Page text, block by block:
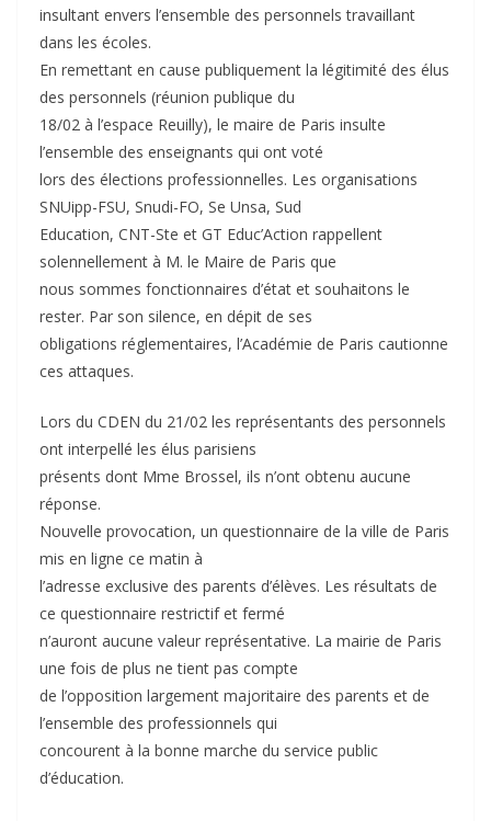
insultant envers l’ensemble des personnels travaillant
dans les écoles.
En remettant en cause publiquement la légitimité des élus
des personnels (réunion publique du
18/02 à l’espace Reuilly), le maire de Paris insulte
l’ensemble des enseignants qui ont voté
lors des élections professionnelles. Les organisations
SNUipp-FSU, Snudi-FO, Se Unsa, Sud
Education, CNT-Ste et GT Educ’Action rappellent
solennellement à M. le Maire de Paris que
nous sommes fonctionnaires d’état et souhaitons le
rester. Par son silence, en dépit de ses
obligations réglementaires, l’Académie de Paris cautionne
ces attaques.
Lors du CDEN du 21/02 les représentants des personnels
ont interpellé les élus parisiens
présents dont Mme Brossel, ils n’ont obtenu aucune
réponse.
Nouvelle provocation, un questionnaire de la ville de Paris
mis en ligne ce matin à
l’adresse exclusive des parents d’élèves. Les résultats de
ce questionnaire restrictif et fermé
n’auront aucune valeur représentative. La mairie de Paris
une fois de plus ne tient pas compte
de l’opposition largement majoritaire des parents et de
l’ensemble des professionnels qui
concourent à la bonne marche du service public
d’éducation.